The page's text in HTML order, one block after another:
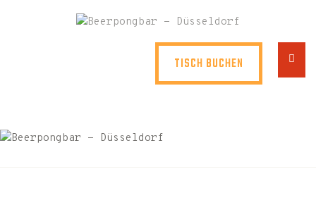
TISCH BUCHEN
EVENTS